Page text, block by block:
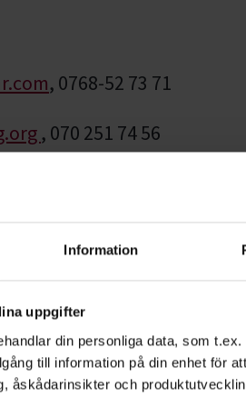
Information
uppgifter
din personliga data, som
till information på din enhet för
åskådarinsikter och
, 0768-52 73 71
, 070 251 74 56
på kursavgiften
hos oss.
och betalar via denna
bli-medlem